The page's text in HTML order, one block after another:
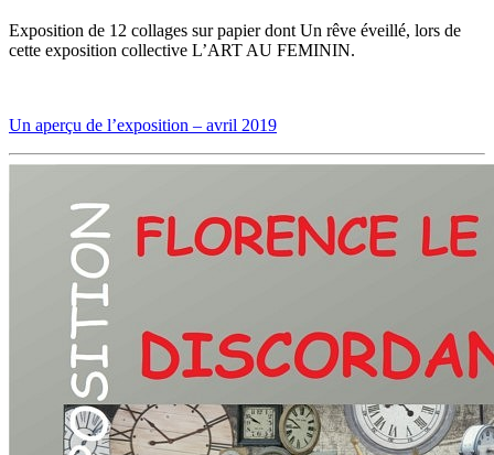
Exposition de 12 collages sur papier dont Un rêve éveillé, lors de
cette exposition collective L’ART AU FEMININ.
Un aperçu de l’exposition – avril 2019